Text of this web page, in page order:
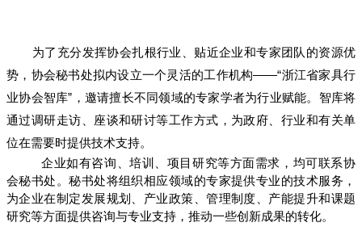
为了充分发挥协会扎根行业、贴近企业和专家团队的资源优
势，协会秘书处拟内设立一个灵活的工作机构——“浙江省家具行
业协会智库”，邀请擅长不同领域的专家学者为行业赋能。智库将
通过调研走访、座谈和研讨等工作方式，为政府、行业和有关单
位在需要时提供技术支持。
企业如有咨询、培训、项目研究等方面需求，均可联系协
会秘书处。秘书处将组织相应领域的专家提供专业的技术服务，
为企业在制定发展规划、产业政策、管理制度、产能提升和课题
研究等方面提供咨询与专业支持，推动一些创新成果的转化。